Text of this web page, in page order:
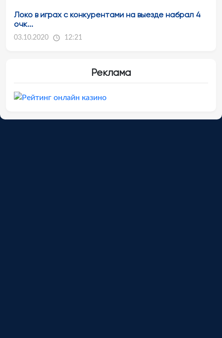
Локо в играх с конкурентами на выезде набрал 4
очк...
03.10.2020 12:21
Реклама